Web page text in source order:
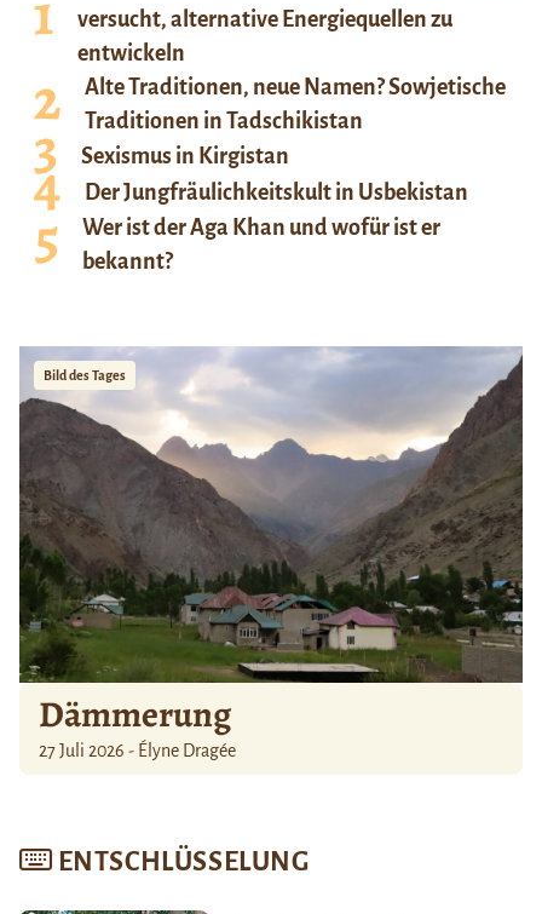
versucht, alternative Energiequellen zu
entwickeln
Alte Traditionen, neue Namen? Sowjetische
Traditionen in Tadschikistan
Sexismus in Kirgistan
Der Jungfräulichkeitskult in Usbekistan
Wer ist der Aga Khan und wofür ist er
bekannt?
Bild des Tages
Dämmerung
27 Juli 2026 - Élyne Dragée
ENTSCHLÜSSELUNG